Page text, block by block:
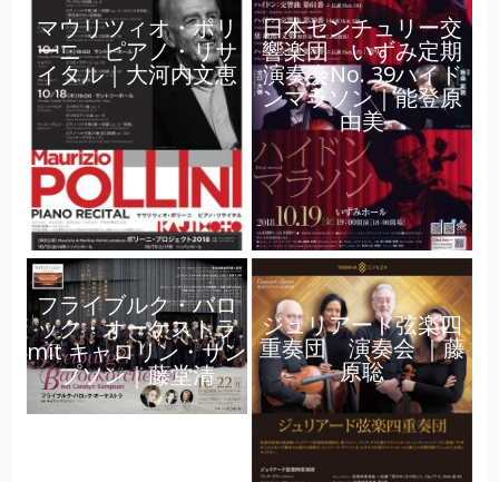
マウリツィオ・ポリ
ーニ ピアノ・リサ
イタル｜大河内文恵
日本センチュリー交
響楽団 いずみ定期
演奏会No. 39ハイド
ンマラソン｜能登原
由美
フライブルク・バロ
ック・オーケストラ
mit キャロリン・サン
プソン｜藤堂清
ジュリアード弦楽四
重奏団 演奏会 ｜藤
原聡